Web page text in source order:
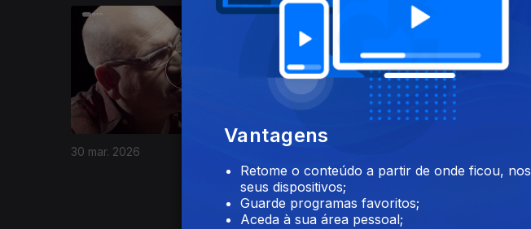
30 mar. 2026
Olinda Beja - Chá do Príncipe
908349
Vantagens
Retome o conteúdo a partir de onde ficou, nos
seus dispositivos;
Guarde programas favoritos;
Aceda à sua área pessoal;